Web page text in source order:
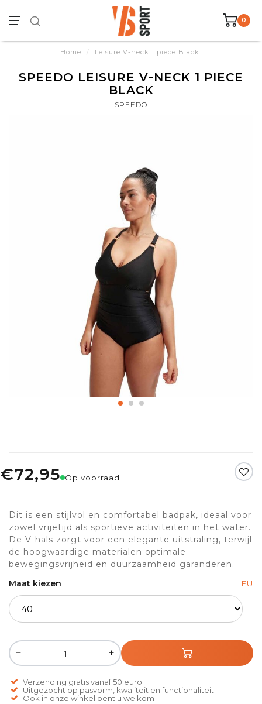
0
Home / Leisure V-neck 1 piece Black
SPEEDO LEISURE V-NECK 1 PIECE
BLACK
SPEEDO
€72,95 Op voorraad
Dit is een stijlvol en comfortabel badpak, ideaal voor
zowel vrijetijd als sportieve activiteiten in het water.
De V-hals zorgt voor een elegante uitstraling, terwijl
de hoogwaardige materialen optimale
bewegingsvrijheid en duurzaamheid garanderen.
Maat kiezen
EU
− +
Verzending gratis vanaf 50 euro
Uitgezocht op pasvorm, kwaliteit en functionaliteit
Ook in onze winkel bent u welkom